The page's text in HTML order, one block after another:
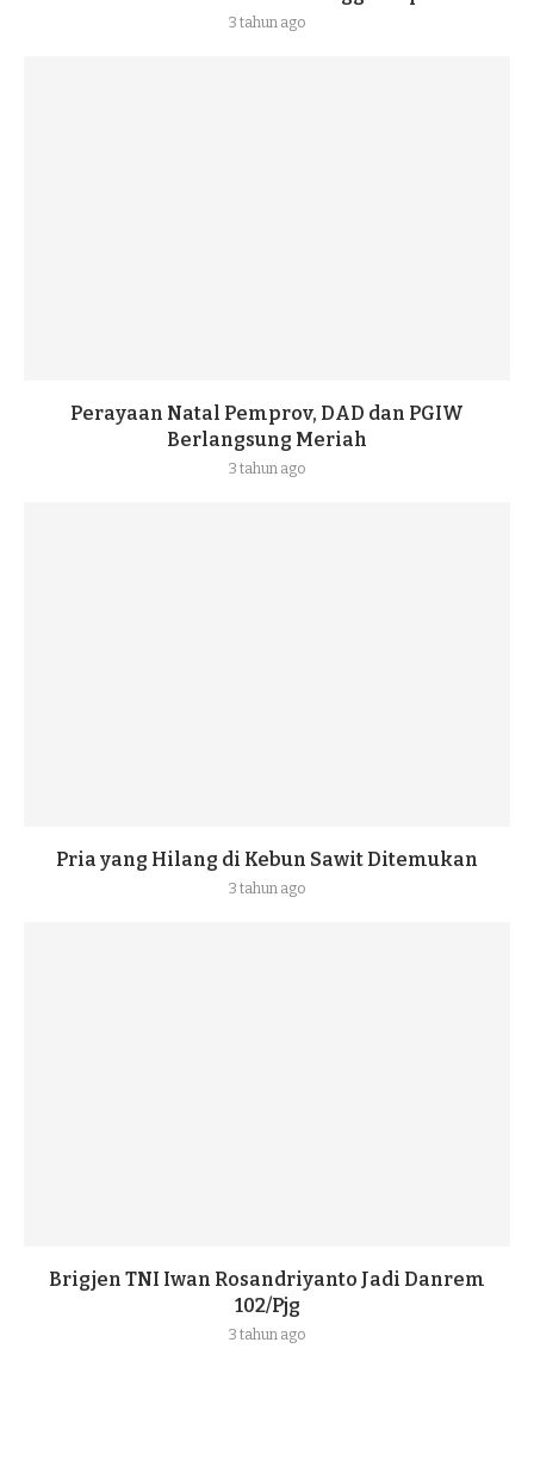
3 tahun ago
Perayaan Natal Pemprov, DAD dan PGIW
Berlangsung Meriah
3 tahun ago
Pria yang Hilang di Kebun Sawit Ditemukan
3 tahun ago
Brigjen TNI Iwan Rosandriyanto Jadi Danrem
102/Pjg
3 tahun ago